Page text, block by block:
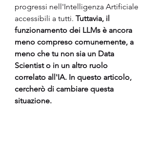
progressi nell'Intelligenza Artificiale
accessibili a tutti. Tuttavia, il
funzionamento dei LLMs è ancora
meno compreso comunemente, a
meno che tu non sia un Data
Scientist o in un altro ruolo
correlato all'IA. In questo articolo,
cercherò di cambiare questa
situazione.